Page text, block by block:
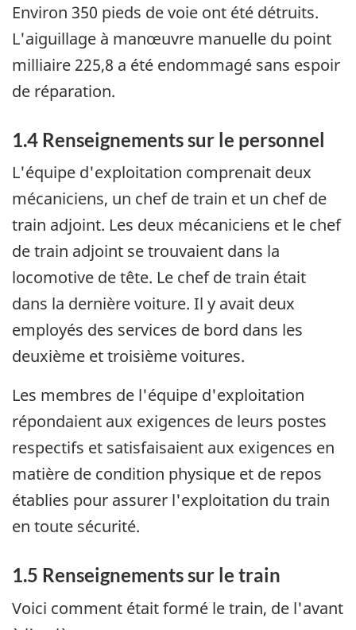
Environ 350 pieds de voie ont été détruits.
L'aiguillage à manœuvre manuelle du point
milliaire 225,8 a été endommagé sans espoir
de réparation.
1.4 Renseignements sur le personnel
L'équipe d'exploitation comprenait deux
mécaniciens, un chef de train et un chef de
train adjoint. Les deux mécaniciens et le chef
de train adjoint se trouvaient dans la
locomotive de tête. Le chef de train était
dans la dernière voiture. Il y avait deux
employés des services de bord dans les
deuxième et troisième voitures.
Les membres de l'équipe d'exploitation
répondaient aux exigences de leurs postes
respectifs et satisfaisaient aux exigences en
matière de condition physique et de repos
établies pour assurer l'exploitation du train
en toute sécurité.
1.5 Renseignements sur le train
Voici comment était formé le train, de l'avant